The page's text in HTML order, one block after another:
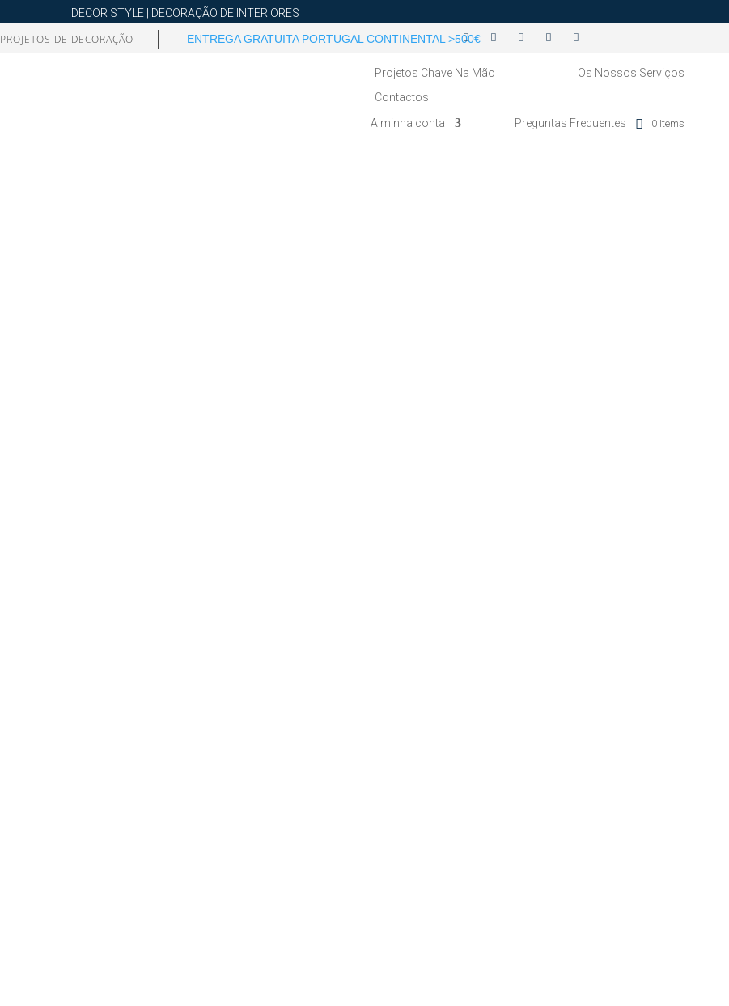
DECOR STYLE | DECORAÇÃO DE INTERIORES
PROJETOS DE DECORAÇÃO ENTREGA GRATUITA PORTUGAL CONTINENTAL >500€
Projetos Chave Na Mão
Os Nossos Serviços
Contactos
A minha conta
Preguntas Frequentes 0 Items